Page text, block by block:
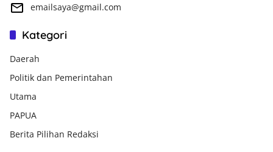
emailsaya@gmail.com
Kategori
Daerah
Politik dan Pemerintahan
Utama
PAPUA
Berita Pilihan Redaksi